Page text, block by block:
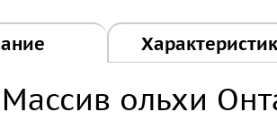
ольхи